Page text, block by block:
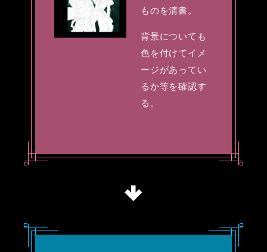
ものを清書。
背景についても
色を付けてイメ
ージがあってい
るか等を確認す
る。